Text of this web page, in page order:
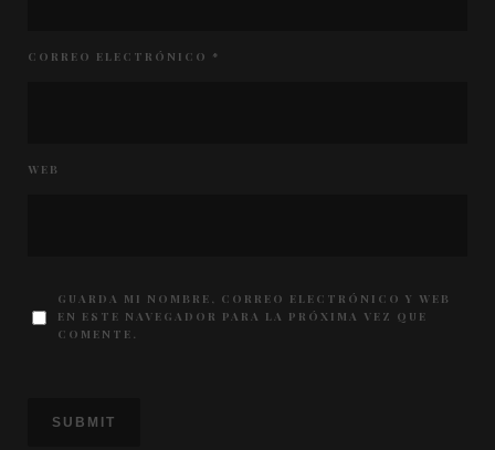
CORREO ELECTRÓNICO *
WEB
GUARDA MI NOMBRE, CORREO ELECTRÓNICO Y WEB
EN ESTE NAVEGADOR PARA LA PRÓXIMA VEZ QUE
COMENTE.